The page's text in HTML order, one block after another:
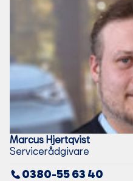
Marcus Hjertqvist
Servicerådgivare
0380-55 63 40